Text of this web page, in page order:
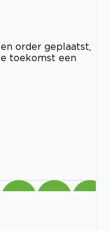
order geplaatst,
toekomst een